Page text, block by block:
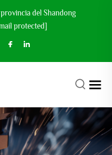
del Shandong
protected]